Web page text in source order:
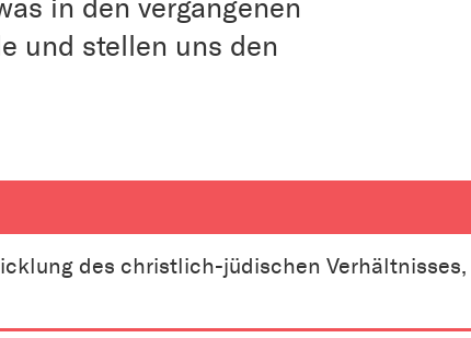
in den vergangenen
und stellen uns den
des christlich-jüdischen Verhältnisses,